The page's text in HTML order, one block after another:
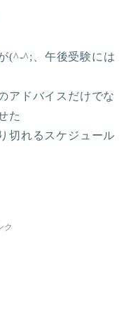
(^-^;、午後受験には
アドバイスだけでな
た
切れるスケジュール
ク